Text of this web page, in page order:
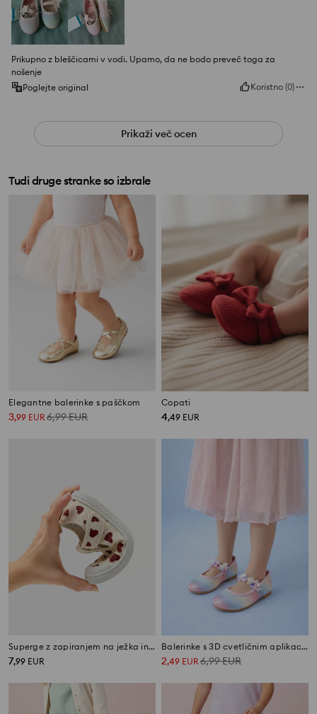
Prikupno z bleščicami v vodi. Upamo, da ne bodo preveč toga za
nošenje
Poglejte original
Koristno (0)
Prikaži več ocen
Tudi druge stranke so izbrale
Elegantne balerinke s paščkom
3,99 EUR6,99EUR
Copati
4,49 EUR
Superge z zapiranjem na ježka in motivom src
7,99 EUR
Balerinke s 3D cvetličnim aplikacijam
2,49 EUR 6,99EUR